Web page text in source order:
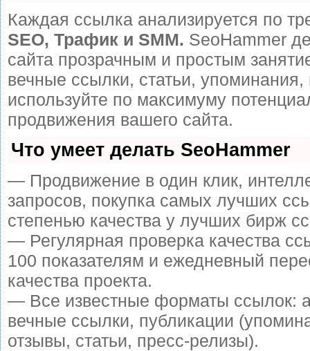
Каждая ссылка анализируется по
SEO, Трафик и SMM. SeoHammer
сайта прозрачным и простым
вечные ссылки, статьи,
используйте по максимуму
продвижения вашего сайта.
Что умеет делать SeoHammer
— Продвижение в один клик,
запросов, покупка самых лучших
степенью качества у лучших бирж
— Регулярная проверка качества
100 показателям и ежедневный
качества проекта.
— Все известные форматы ссылок:
вечные ссылки, публикации
отзывы, статьи, пресс-релизы).